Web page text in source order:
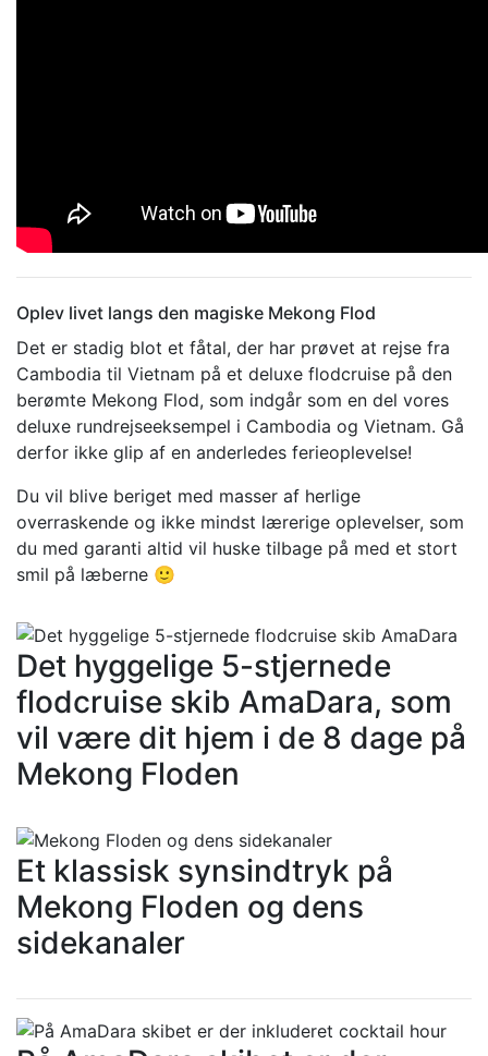
Oplev livet langs den magiske Mekong Flod
Det er stadig blot et fåtal, der har prøvet at rejse fra
Cambodia til Vietnam på et deluxe flodcruise på den
berømte Mekong Flod, som indgår som en del vores
deluxe rundrejseeksempel i Cambodia og Vietnam. Gå
derfor ikke glip af en anderledes ferieoplevelse!
Du vil blive beriget med masser af herlige
overraskende og ikke mindst lærerige oplevelser, som
du med garanti altid vil huske tilbage på med et stort
smil på læberne 🙂
Det hyggelige 5-stjernede
flodcruise skib AmaDara, som
vil være dit hjem i de 8 dage på
Mekong Floden
Et klassisk synsindtryk på
Mekong Floden og dens
sidekanaler